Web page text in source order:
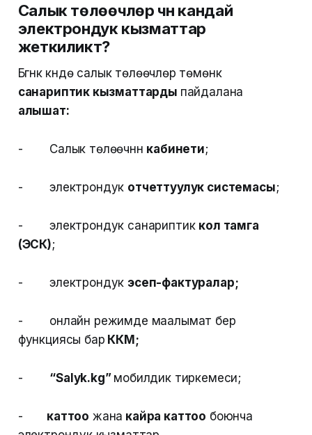
Салык төлөөчүлөр үчүн кандай
электрондук кызматтар
жеткиликтүү?
Бүгүнкү күндө салык төлөөчүлөр төмөнкү
санариптик кызматтарды пайдалана
алышат:
- Салык төлөөчүнүн кабинети;
- электрондук отчеттуулук системасы;
- электрондук санариптик кол тамга
(ЭСК);
- электрондук эсеп-фактуралар;
- онлайн режимде маалымат берүү
функциясы бар ККМ;
- “Salyk.kg” мобилдик тиркемеси;
- каттоо жана кайра каттоо боюнча